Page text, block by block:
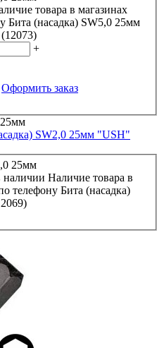
товара в магазинах
Бита (насадка) SW5,0 25мм
+
Оформить заказ
SW2,0 25мм "USH"
наличии Наличие товара в
телефону Бита (насадка)